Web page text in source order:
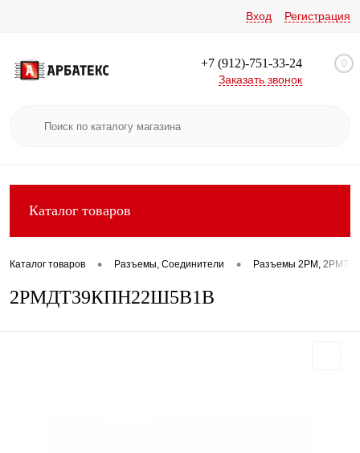
Вход Регистрация
+7 (912)-751-33-24
Заказать звонок
0
Каталог товаров
Каталог товаров • Разъемы, Соединители • Разъемы 2РМ, 2РМТ,
2РМДТ39КПН22Ш5В1В